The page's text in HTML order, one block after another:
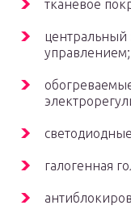
тканевое
центральный
управлением;
галогенная